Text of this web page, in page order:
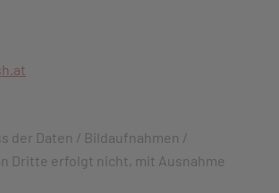
der Daten / Bildaufnahmen /
Dritte erfolgt nicht, mit Ausnahme